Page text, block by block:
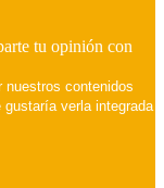
tu opinión con
nuestros contenidos
verla integrada